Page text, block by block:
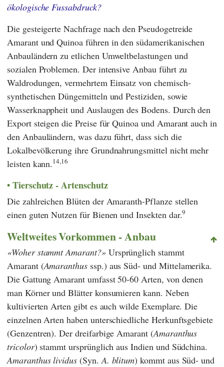
ökologische Fussabdruck?
Die gesteigerte Nachfrage nach den Pseudogetreide
Amarant und Quinoa führen in den südamerikanischen
Anbauländern zu etlichen Umweltbelastungen und
sozialen Problemen. Der intensive Anbau führt zu
Waldrodungen, vermehrtem Einsatz von chemisch-
synthetischen Düngemitteln und Pestiziden, sowie
Wasserknappheit und Auslaugen des Bodens. Durch den
Export steigen die Preise für Quinoa und Amarant auch in
den Anbauländern, was dazu führt, dass sich die
Lokalbevölkerung ihre Grundnahrungsmittel nicht mehr
leisten kann.14,16
Tierschutz - Artenschutz
Die zahlreichen Blüten der Amaranth-Pflanze stellen
einen guten Nutzen für Bienen und Insekten dar.9
Weltweites Vorkommen - Anbau
Woher stammt Amarant? Ursprünglich stammt
Amarant (Amaranthus ssp.) aus Süd- und Mittelamerika.
Die Gattung Amarant umfasst 50-60 Arten, von denen
man Körner und Blätter konsumieren kann. Neben
kultivierten Arten gibt es auch wilde Exemplare. Die
einzelnen Arten haben unterschiedliche Herkunftsgebiete
(Genzentren). Der dreifarbige Amarant (Amaranthus
tricolor) stammt ursprünglich aus Indien und Südchina.
Amaranthus lividus (Syn. A. blitum) kommt aus Süd- und